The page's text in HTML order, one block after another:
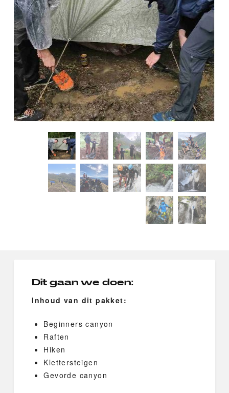
Dit gaan we doen:
Inhoud van dit pakket:
Beginners canyon
Raften
Hiken
Klettersteigen
Gevorde canyon